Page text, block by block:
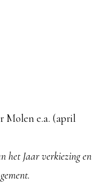
Molen e.a. (april
het Jaar verkiezing en